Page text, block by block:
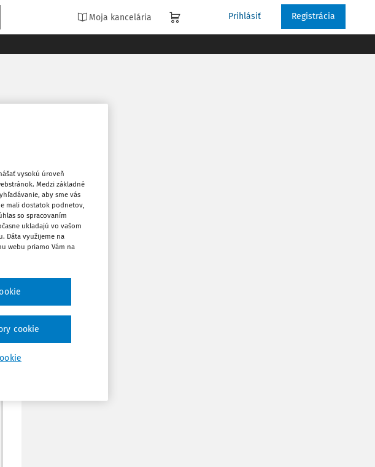
Moja kancelária Prihlásiť Registrácia
Vytlačiť
Obľúbené
Stiahnuť
vysokú úroveň
Medzi základné
aby sme vás
mali dostatok podnetov,
so spracovaním
ukladajú vo vašom
Dáta využijeme na
webu priamo Vám na
cookie